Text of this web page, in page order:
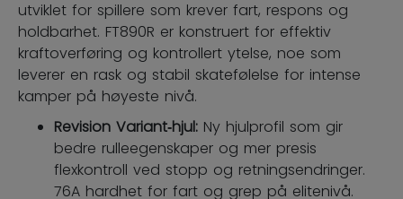
utviklet for spillere som krever fart, respons og
holdbarhet. FT890R er konstruert for effektiv
kraftoverføring og kontrollert ytelse, noe som
leverer en rask og stabil skatefølelse for intense
kamper på høyeste nivå.
Revision Variant‑hjul: Ny hjulprofil som gir
bedre rulleegenskaper og mer presis
flexkontroll ved stopp og retningsendringer.
76A hardhet for fart og grep på elitenivå.